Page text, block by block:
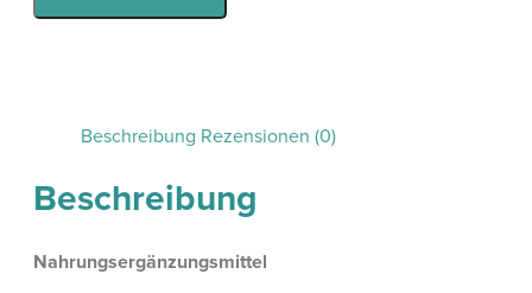
Beschreibung Rezensionen (0)
Beschreibung
Nahrungsergänzungsmittel